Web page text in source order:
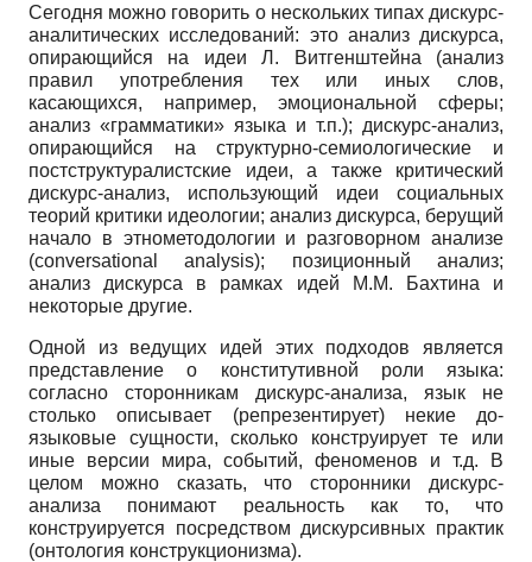
Сегодня можно говорить о нескольких типах дискурс-
аналитических исследований: это анализ дискурса,
опирающийся на идеи Л. Витгенштейна (анализ
правил употребления тех или иных слов,
касающихся, например, эмоциональной сферы;
анализ «грамматики» языка и т.п.); дискурс-анализ,
опирающийся на структурно-семиологические и
постструктуралистские идеи, а также критический
дискурс-анализ, использующий идеи социальных
теорий критики идеологии; анализ дискурса, берущий
начало в этнометодологии и разговорном анализе
(conversational analysis); позиционный анализ;
анализ дискурса в рамках идей М.М. Бахтина и
некоторые другие.
Одной из ведущих идей этих подходов является
представление о конститутивной роли языка:
согласно сторонникам дискурс-анализа, язык не
столько описывает (репрезентирует) некие до-
языковые сущности, сколько конструирует те или
иные версии мира, событий, феноменов и т.д. В
целом можно сказать, что сторонники дискурс-
анализа понимают реальность как то, что
конструируется посредством дискурсивных практик
(онтология конструкционизма).